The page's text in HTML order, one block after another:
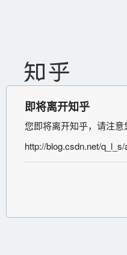
即将离开知乎
您即将离开知乎，请注意
http://blog.csdn.net/